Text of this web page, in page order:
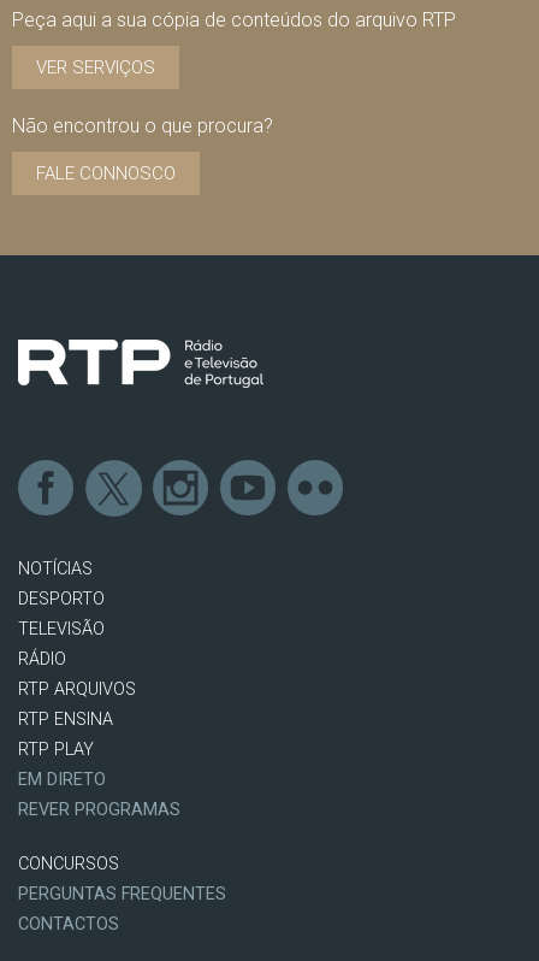
Peça aqui a sua cópia de conteúdos do arquivo RTP
VER SERVIÇOS
Não encontrou o que procura?
FALE CONNOSCO
NOTÍCIAS
DESPORTO
TELEVISÃO
RÁDIO
RTP ARQUIVOS
RTP ENSINA
RTP PLAY
EM DIRETO
REVER PROGRAMAS
CONCURSOS
PERGUNTAS FREQUENTES
CONTACTOS